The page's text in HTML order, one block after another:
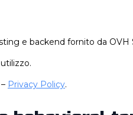
e backend fornito da OVH
Privacy Policy.